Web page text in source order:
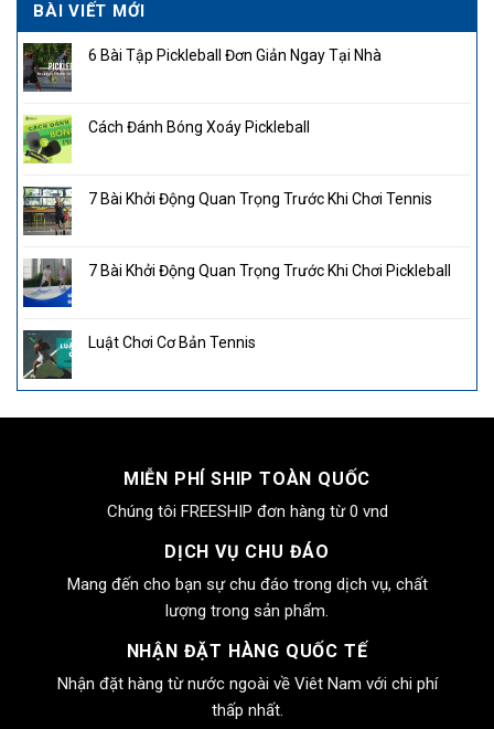
BÀI VIẾT MỚI
6 Bài Tập Pickleball Đơn Giản Ngay Tại Nhà
Cách Đánh Bóng Xoáy Pickleball
7 Bài Khởi Động Quan Trọng Trước Khi Chơi Tennis
7 Bài Khởi Động Quan Trọng Trước Khi Chơi Pickleball
Luật Chơi Cơ Bản Tennis
MIỄN PHÍ SHIP TOÀN QUỐC
Chúng tôi FREESHIP đơn hàng từ 0 vnd
DỊCH VỤ CHU ĐÁO
Mang đến cho bạn sự chu đáo trong dịch vụ, chất
lượng trong sản phẩm.
NHẬN ĐẶT HÀNG QUỐC TẾ
Nhận đặt hàng từ nước ngoài về Viêt Nam với chi phí
thấp nhất.